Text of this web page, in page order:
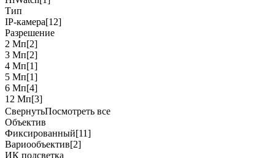
Тип
IP-камера[12]
Разрешение
2 Мп[2]
3 Мп[2]
4 Мп[1]
5 Мп[1]
6 Мп[4]
12 Мп[3]
СвернутьПосмотреть все
Объектив
Фиксированный[11]
Вариообъектив[2]
ИК подсветка